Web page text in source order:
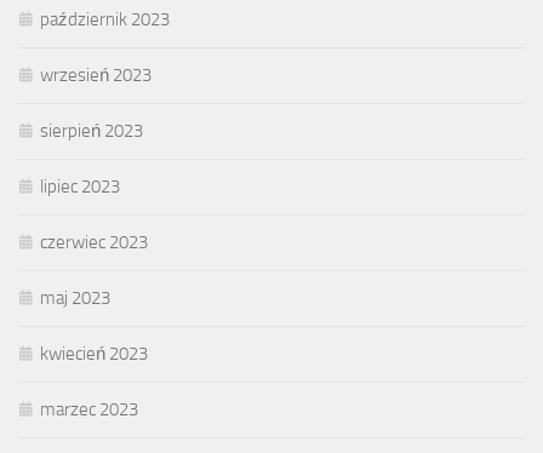
październik 2023
wrzesień 2023
sierpień 2023
lipiec 2023
czerwiec 2023
maj 2023
kwiecień 2023
marzec 2023